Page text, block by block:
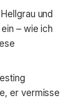
und
– wie ich
er vermisse